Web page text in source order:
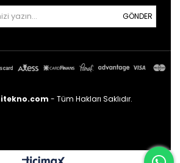
GÖNDER
- Tüm Hakları Saklıdır.